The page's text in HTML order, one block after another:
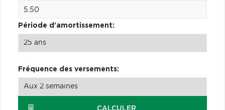
Période d'amortissement:
Fréquence des versements:
CALCULER